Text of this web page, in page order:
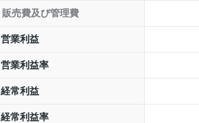
販売費及び管理費
営業利益
営業利益率
経常利益
経常利益率